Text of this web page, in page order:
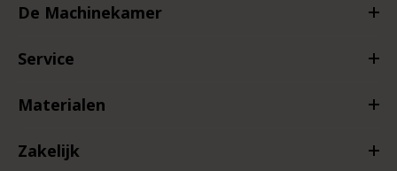
De Machinekamer
Service
Materialen
Zakelijk